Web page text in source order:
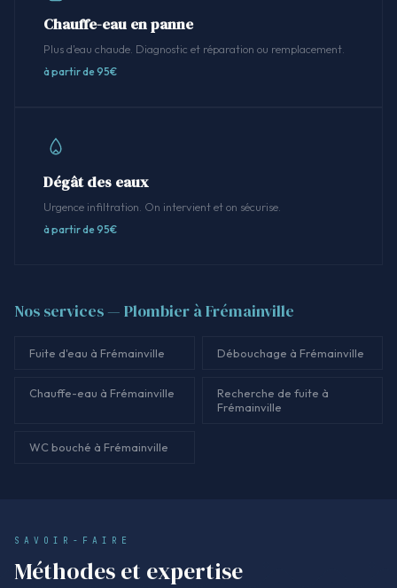
Chauffe-eau en panne
Plus d'eau chaude. Diagnostic et réparation ou remplacement.
à partir de 95€
Dégât des eaux
Urgence infiltration. On intervient et on sécurise.
à partir de 95€
Nos services — Plombier à Frémainville
Fuite d'eau à Frémainville Débouchage à Frémainville
Chauffe-eau à Frémainville
Recherche de fuite à
Frémainville
WC bouché à Frémainville
SAVOIR-FAIRE
Méthodes et expertise